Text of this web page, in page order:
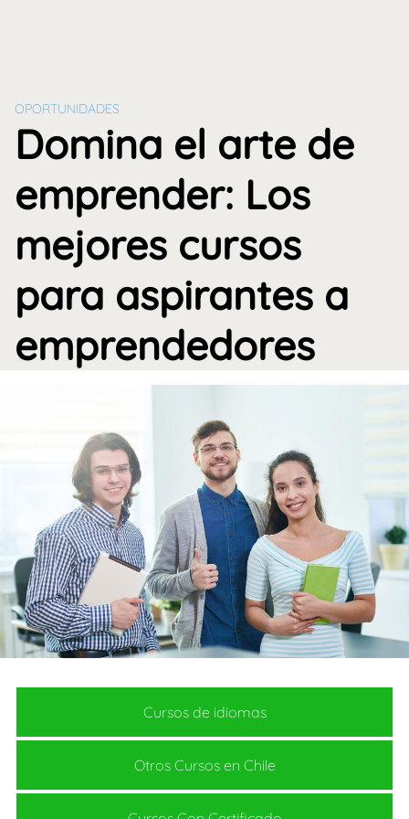
OPORTUNIDADES
Domina el arte de
emprender: Los
mejores cursos
para aspirantes a
emprendedores
Cursos de idiomas
Otros Cursos en Chile